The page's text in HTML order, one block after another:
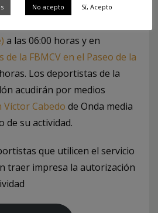
El punto de recogida en
a las 06:00 horas y en
de la FBMCV en el Paseo de la
Los deportistas de la
acudirán por medios
Víctor Cabedo de Onda media
de su actividad.
que utilicen el servicio
traer impresa la autorización
No acepto Sí, Acepto